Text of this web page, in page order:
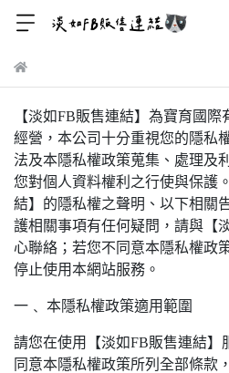
【淡如FB販售連結】為寶育國
經營，本公司十分重視您的隱私
法及本隱私權政策蒐集、處理及
您對個人資料權利之行使與保護
結】的隱私權之聲明、以下相關
護相關事項有任何疑問，請與【
心聯絡；若您不同意本隱私權政
停止使用本網站服務。
一﹑ 本隱私權政策適用範圍
請您在使用【淡如FB販售連結】
同意本隱私權政策所列全部條款